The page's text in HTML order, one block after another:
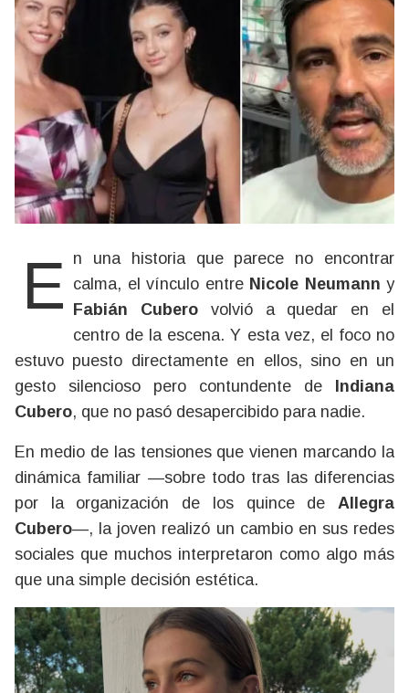
En una historia que parece no encontrar calma, el vínculo entre Nicole Neumann y
Fabián Cuberovolvió a quedar en el
centro de la escena. Y esta vez, el foco no
estuvo puesto directamente en ellos, sino en un
gesto silencioso pero contundente de
Indiana
Cubero, que no pasó desapercibido para nadie.
En medio de las tensiones que vienen marcando la
dinámica familiar —sobre todo tras las diferencias
por la organización de los quince de Allegra
Cubero—, la joven realizó un cambio en sus redes
sociales que muchos interpretaron como algo más
que una simple decisión estética.